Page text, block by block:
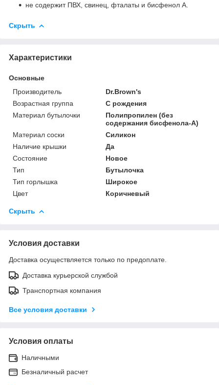
не содержит ПВХ, свинец, фталаты и бисфенол А.
Скрыть
Характеристики
Основные
Производитель
Dr.Brown's
Возрастная группа
С рождения
Материал бутылочки
Полипропилен (без
содержания бисфенола-А)
Материал соски
Силикон
Наличие крышки
Да
Состояние
Новое
Тип
Бутылочка
Тип горлышка
Широкое
Цвет
Коричневый
Скрыть
Условия доставки
Доставка осуществляется только по предоплате.
Доставка курьерской службой
Транспортная компания
Все условия доставки
Условия оплаты
Наличными
Безналичный расчет